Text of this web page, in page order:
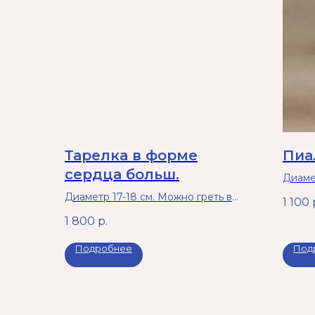
Тарелка в форме
сердца больш.
Диаметр 17-18 см. Можно греть в
посудомоечной машине.
1 800 р.
Подробнее
и
1 100